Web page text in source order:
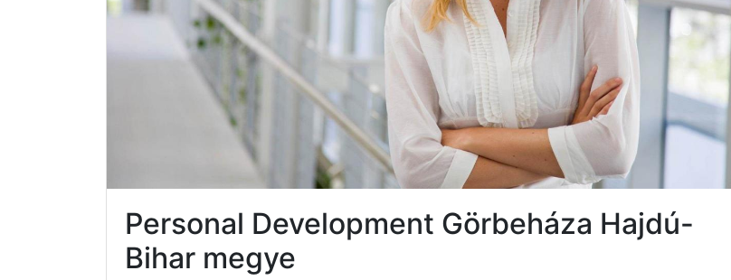
Personal Development Görbeháza Hajdú-
Bihar megye